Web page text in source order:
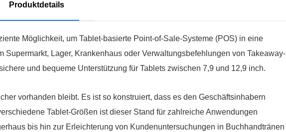
Produktdetails
Möglichkeit, um Tablet-basierte Point-of-Sale-Systeme (POS) in eine
Lager, Krankenhaus oder Verwaltungsbefehlungen von Takeaway-
und bequeme Unterstützung für Tablets zwischen 7,9 und 12,9 inch.
vorhanden bleibt. Es ist so konstruiert, dass es den Geschäftsinhabern
Tablet-Größen ist dieser Stand für zahlreiche Anwendungen
bis hin zur Erleichterung von Kundenuntersuchungen in Buchhandtränen